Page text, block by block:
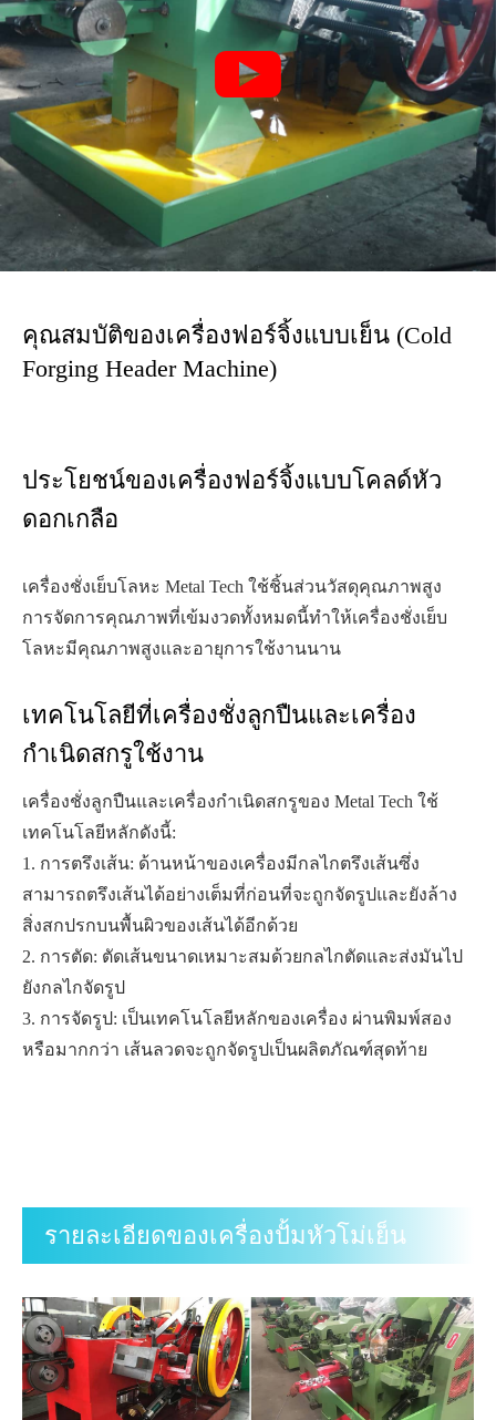

คุณสมบัติของเครื่องฟอร์จิ้งแบบเย็น (Cold
Forging Header Machine)
ประโยชน์ของเครื่องฟอร์จิ้งแบบโคลด์หัว
ดอกเกลือ
เครื่องชั่งเย็บโลหะ Metal Tech ใช้ชิ้นส่วนวัสดุคุณภาพสูง
การจัดการคุณภาพที่เข้มงวดทั้งหมดนี้ทำให้เครื่องชั่งเย็บ
โลหะมีคุณภาพสูงและอายุการใช้งานนาน
เทคโนโลยีที่เครื่องชั่งลูกปืนและเครื่อง
กำเนิดสกรูใช้งาน
เครื่องชั่งลูกปืนและเครื่องกำเนิดสกรูของ Metal Tech ใช้
เทคโนโลยีหลักดังนี้:
1. การตรึงเส้น: ด้านหน้าของเครื่องมีกลไกตรึงเส้นซึ่ง
สามารถตรึงเส้นได้อย่างเต็มที่ก่อนที่จะถูกจัดรูปและยังล้าง
สิ่งสกปรกบนพื้นผิวของเส้นได้อีกด้วย
2. การตัด: ตัดเส้นขนาดเหมาะสมด้วยกลไกตัดและส่งมันไป
ยังกลไกจัดรูป
3. การจัดรูป: เป็นเทคโนโลยีหลักของเครื่อง ผ่านพิมพ์สอง
หรือมากกว่า เส้นลวดจะถูกจัดรูปเป็นผลิตภัณฑ์สุดท้าย
รายละเอียดของเครื่องปั้มหัวโม่เย็น